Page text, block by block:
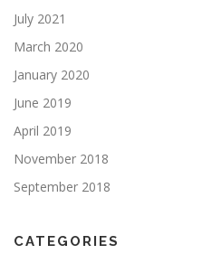
July 2021
March 2020
January 2020
June 2019
April 2019
November 2018
September 2018
CATEGORIES